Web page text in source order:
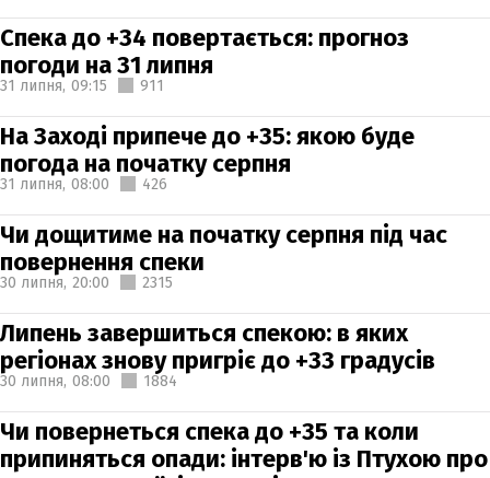
Спека до +34 повертається: прогноз
погоди на 31 липня
31 липня, 09:15 911
На Заході припече до +35: якою буде
погода на початку серпня
31 липня, 08:00 426
Чи дощитиме на початку серпня під час
повернення спеки
30 липня, 20:00 2315
Липень завершиться спекою: в яких
регіонах знову пригріє до +33 градусів
30 липня, 08:00 1884
Чи повернеться спека до +35 та коли
припиняться опади: інтерв'ю із Птухою про